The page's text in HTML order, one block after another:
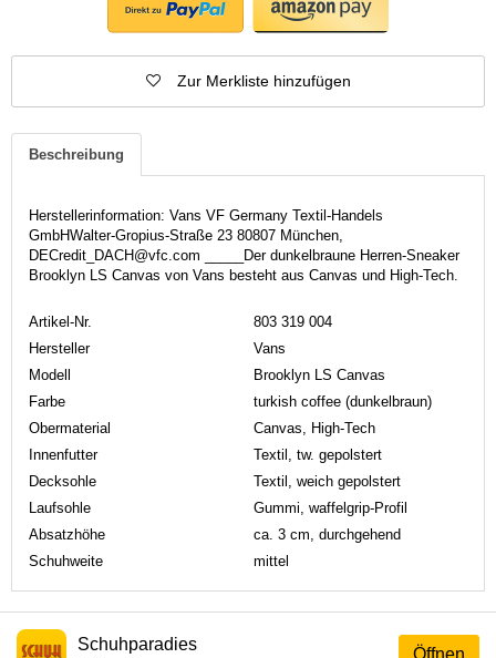
Zur Merkliste hinzufügen
Beschreibung
Herstellerinformation: Vans VF Germany Textil-Handels
GmbHWalter-Gropius-Straße 23 80807 München,
DECredit_DACH@vfc.com _____Der dunkelbraune Herren-Sneaker
Brooklyn LS Canvas von Vans besteht aus Canvas und High-Tech.
Artikel-Nr.
803 319 004
Hersteller
Vans
Modell
Brooklyn LS Canvas
Farbe
turkish coffee (dunkelbraun)
Obermaterial
Canvas, High-Tech
Innenfutter
Textil, tw. gepolstert
Decksohle
Textil, weich gepolstert
Laufsohle
Gummi, waffelgrip-Profil
Absatzhöhe
ca. 3 cm, durchgehend
Schuhweite
mittel
Öffnen
Schuhparadies